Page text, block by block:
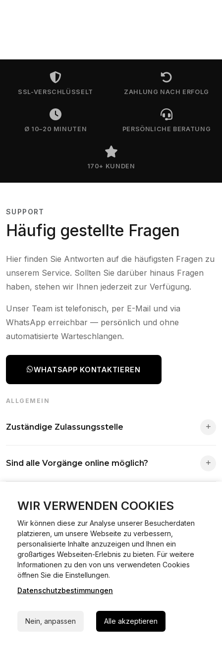
WIR VERWENDEN COOKIES
Wir können diese zur Analyse unserer Besucherdaten
platzieren, um unsere Webseite zu verbessern,
personalisierte Inhalte anzuzeigen und Ihnen ein
großartiges Webseiten-Erlebnis zu bieten. Für weitere
Informationen zu den von uns verwendeten Cookies
öffnen Sie die Einstellungen.
Datenschutzbestimmungen
Nein, anpassen Alle akzeptieren
SSL-VERSCHLÜSSELT ZAHLUNG NACH ERFOLG
Ø 10–20 MINUTEN PERSÖNLICHE BERATUNG
170+ KUNDEN
SUPPORT
Häufig gestellte Fragen
Hier finden Sie Antworten auf die häufigsten Fragen zu
unserem Service. Sollten Sie darüber hinaus Fragen
haben, stehen wir Ihnen jederzeit zur Verfügung.
Unser Team ist telefonisch, per E-Mail und via
WhatsApp erreichbar — persönlich und ohne
automatisierte Warteschlangen.
WHATSAPP KONTAKTIEREN
ALLGEMEIN
Zuständige Zulassungsstelle
Antrag wird automatisch an die richtige Stelle weitergeleitet.
Sind alle Vorgänge online möglich?
Abmeldungen für Fahrzeuge mit Erstzulassung vor dem
Was ist Online Kfz-Zulassung?
Ein Internetverfahren, mit dem du Fahrzeuge anmelden,
ummelden oder abmelden kannst – inklusive Dateneingabe,
Dokumentprüfung und Bezahlung.
Welche Vorteile gibt es?
Zeitersparnis, flexible Durchführung, kein Besuch der
Behörde notwendig.
Welche Unterlagen werden benötigt?
Fahrzeugbrief, Fahrzeugschein, Ausweis oder Reisepass,
Versicherungsnachweis, falls erforderlich TÜV-Bericht.
Die Prozesse laufen über gesicherte Verbindungen mit